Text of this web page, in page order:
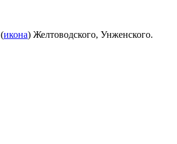
(икона) Желтоводского, Унженского.